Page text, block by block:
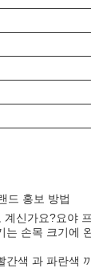
드 홍보 방법
신가요?요야
손목 크기에
색 과 파란색